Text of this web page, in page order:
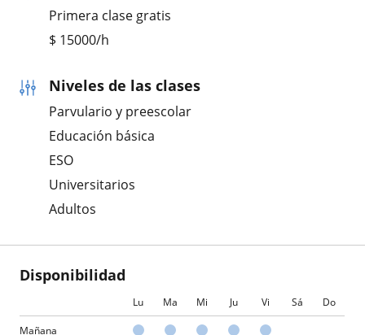
Primera clase gratis
$ 15000/h
Niveles de las clases
Parvulario y preescolar
Educación básica
ESO
Universitarios
Adultos
Disponibilidad
Lu Ma Mi Ju Vi Sá Do
Mañana